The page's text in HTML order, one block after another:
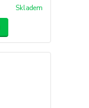
Skladem